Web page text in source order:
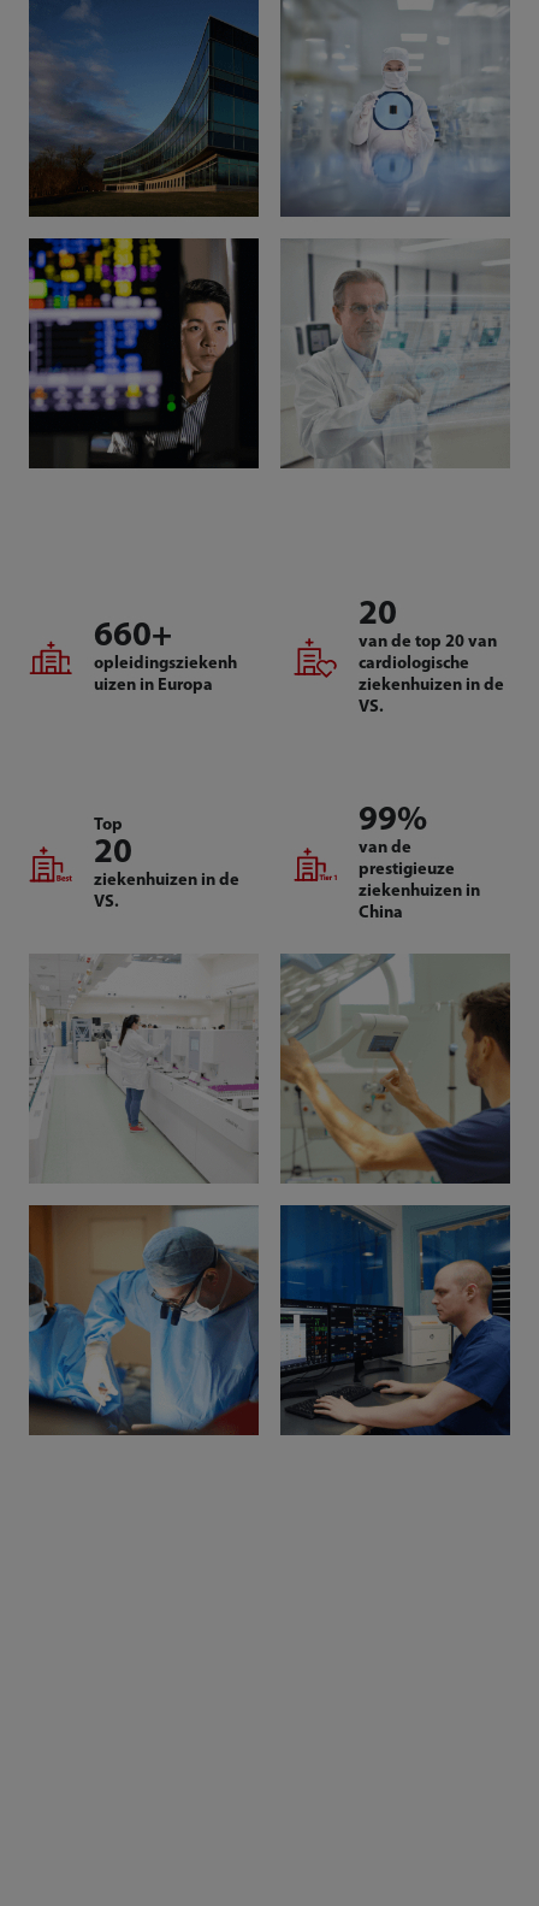
660+
opleidingsziekenh
uizen in Europa
20
van de top 20 van
cardiologische
ziekenhuizen in de
VS.
Top
20
ziekenhuizen in de
VS.
99%
van de
prestigieuze
ziekenhuizen in
China